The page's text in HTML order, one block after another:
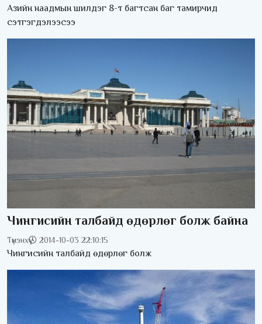
Азийн наадмын шилдэг 8-т багтсан баг тамирчид
сэтгэгдэлээсээ
Чингисийн талбайд өдөрлөг болж байна
Түмэнхүү 2014-10-03 22:10:15
Чингисийн талбайд өдөрлөг болж